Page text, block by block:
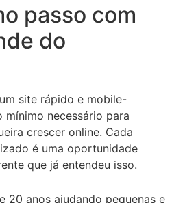
passo com
do
site rápido e mobile-
necessário para
crescer online. Cada
é uma oportunidade
que já entendeu isso.
20 anos ajudando pequenas e